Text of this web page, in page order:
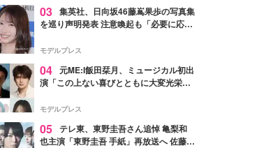
03 集英社、日向坂46藤嶌果歩の写真集
を巡り声明発表 注意喚起も「必要に応じ
モデルプレス
04 元ME:I飯田栞月、ミュージカル初出
演「この上ない喜びとともに大変光栄」
ャスト発表
モデルプレス
05 テレ東、東野圭吾さん追悼 亀梨和
也主演「東野圭吾 手紙」再放送へ 佐藤隆